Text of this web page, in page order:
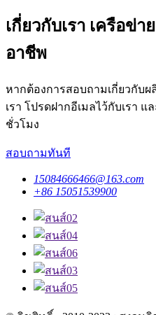
เกี่ยวกับเรา เครือข่
อาชีพ
หากต้องการสอบถามเกี่ยวกับ
เรา โปรดฝากอีเมลไว้กับเรา แ
ชั่วโมง
สอบถามทันที
15084666466@163.com
+86 15051539900